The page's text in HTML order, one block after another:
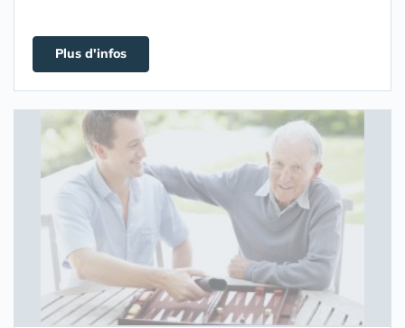
Plus d'infos